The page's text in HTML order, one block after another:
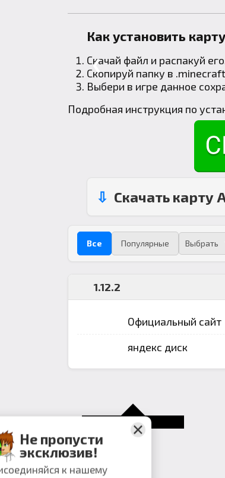
Как установить
Скачай файл и распакуй
Скопируй папку в .minecraft
Выбери в игре данное
Подробная инструкция по
Скачать карту
Все Популярные
1.12.2
Официальный сайт
яндекс диск
❮
Не пропусти
эксклюзив!
Присоединяйся к нашему